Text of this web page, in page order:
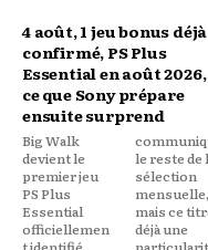
4 août, 1 jeu bonus déjà
confirmé, PS Plus
Essential en août 2026,
ce que Sony prépare
ensuite surprend
Big Walk
devient le
premier jeu
PS Plus
Essential
officiellemen
communiqué
le reste de la
sélection
mensuelle,
mais ce titre a
déjà une